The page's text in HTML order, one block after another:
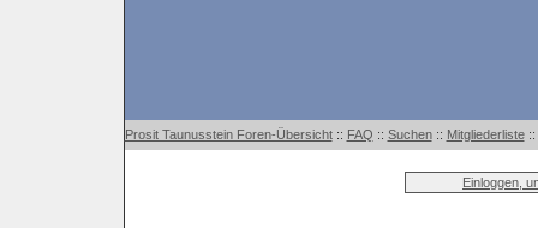
Prosit Taunusstein Foren-Übersicht:: FAQ :: Suchen:: Mitgliederliste::
Einloggen,